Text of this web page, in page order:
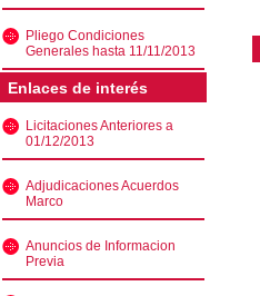
Pliego Condiciones
Generales hasta 11/11/2013
Enlaces de interés
Licitaciones Anteriores a
01/12/2013
Adjudicaciones Acuerdos
Marco
Anuncios de Informacion
Previa